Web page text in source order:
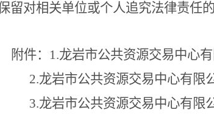
留对相关单位或个人追究法律责任的
附件： 1.龙岩市公共资源交易中心
2.龙岩市公共资源交易中心有限
3.龙岩市公共资源交易中心有限